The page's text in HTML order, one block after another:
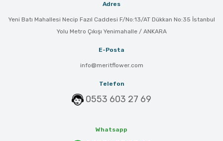
Adres
Yeni Batı Mahallesi Necip Fazıl Caddesi F/No:13/AT Dükkan No:35 İstanbul
Yolu Metro Çıkışı Yenimahalle / ANKARA
E-Posta
info@meritflower.com
Telefon
0553 603 27 69
Whatsapp